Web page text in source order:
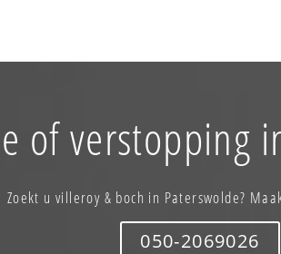
of verstopping
Zoekt u villeroy & boch in Paterswolde?
050-2069026